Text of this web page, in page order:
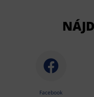
Facebook